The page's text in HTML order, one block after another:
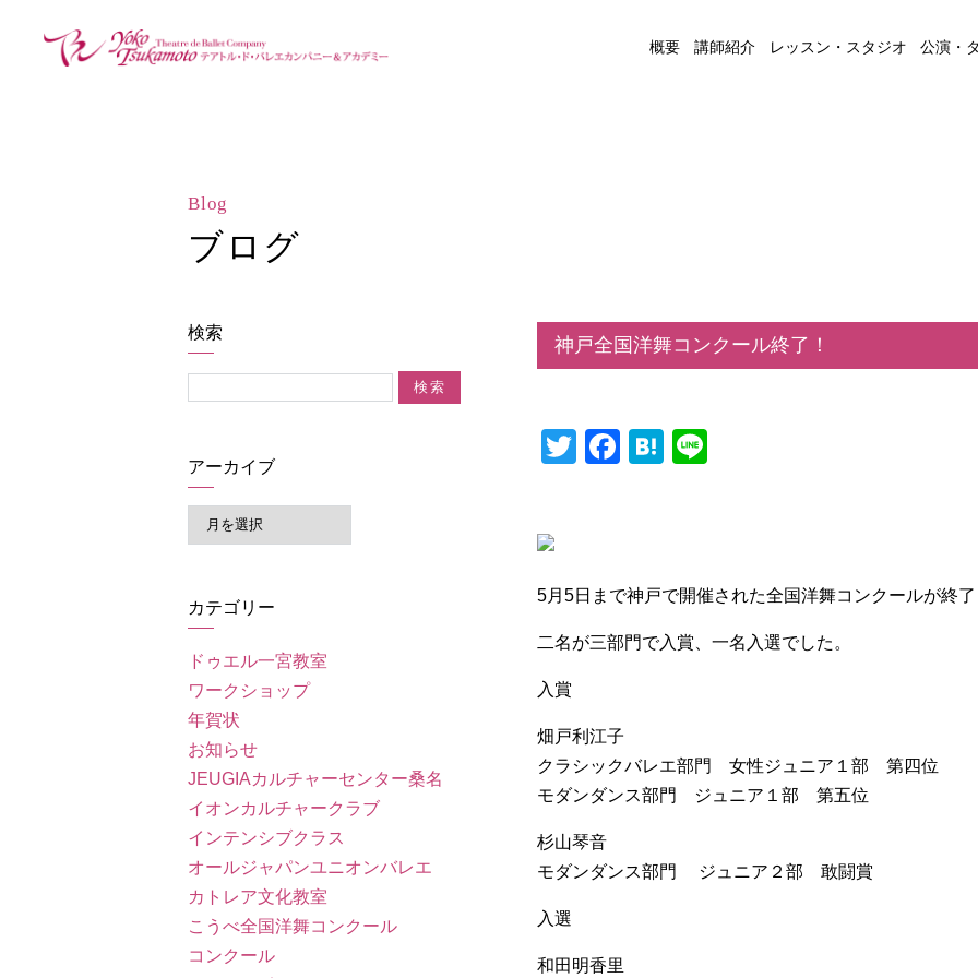
概要 講師紹介 レッスン・スタジオ 公演・
Blog
ブログ
検索
アーカイブ
ー
イ
カテゴリー
ドゥエル一宮教室
ワークショップ
年賀状
お知らせ
JEUGIAカルチャーセンター桑名
イオンカルチャークラブ
インテンシブクラス
オールジャパンユニオンバレエ
カトレア文化教室
こうべ全国洋舞コンクール
コンクール
神戸全国洋舞コンクール終了！
TwitterFacebook
Hatena
5月5日まで神戸で開催された全国洋舞コンクールが終了
二名が三部門で入賞、一名入選でした。
入賞
畑戸利江子
クラシックバレエ部門 女性ジュニア１部 第四位
モダンダンス部門 ジュニア１部 第五位
杉山琴音
モダンダンス部門 ジュニア２部 敢闘賞
入選
和田明香里